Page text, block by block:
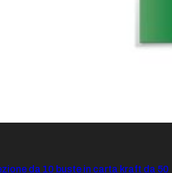
da 10 buste in carta kraft da 50